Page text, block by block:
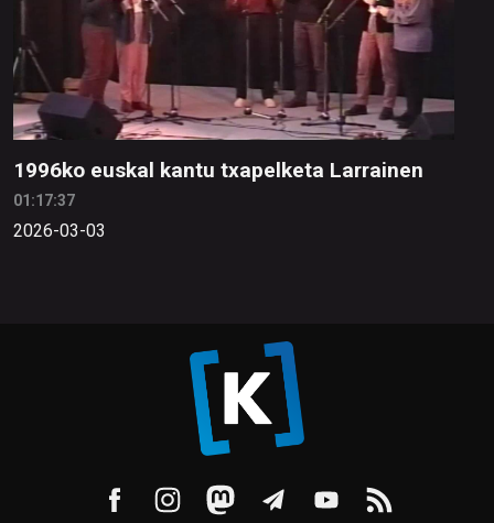
1996ko euskal kantu txapelketa Larrainen
01:17:37
2026-03-03